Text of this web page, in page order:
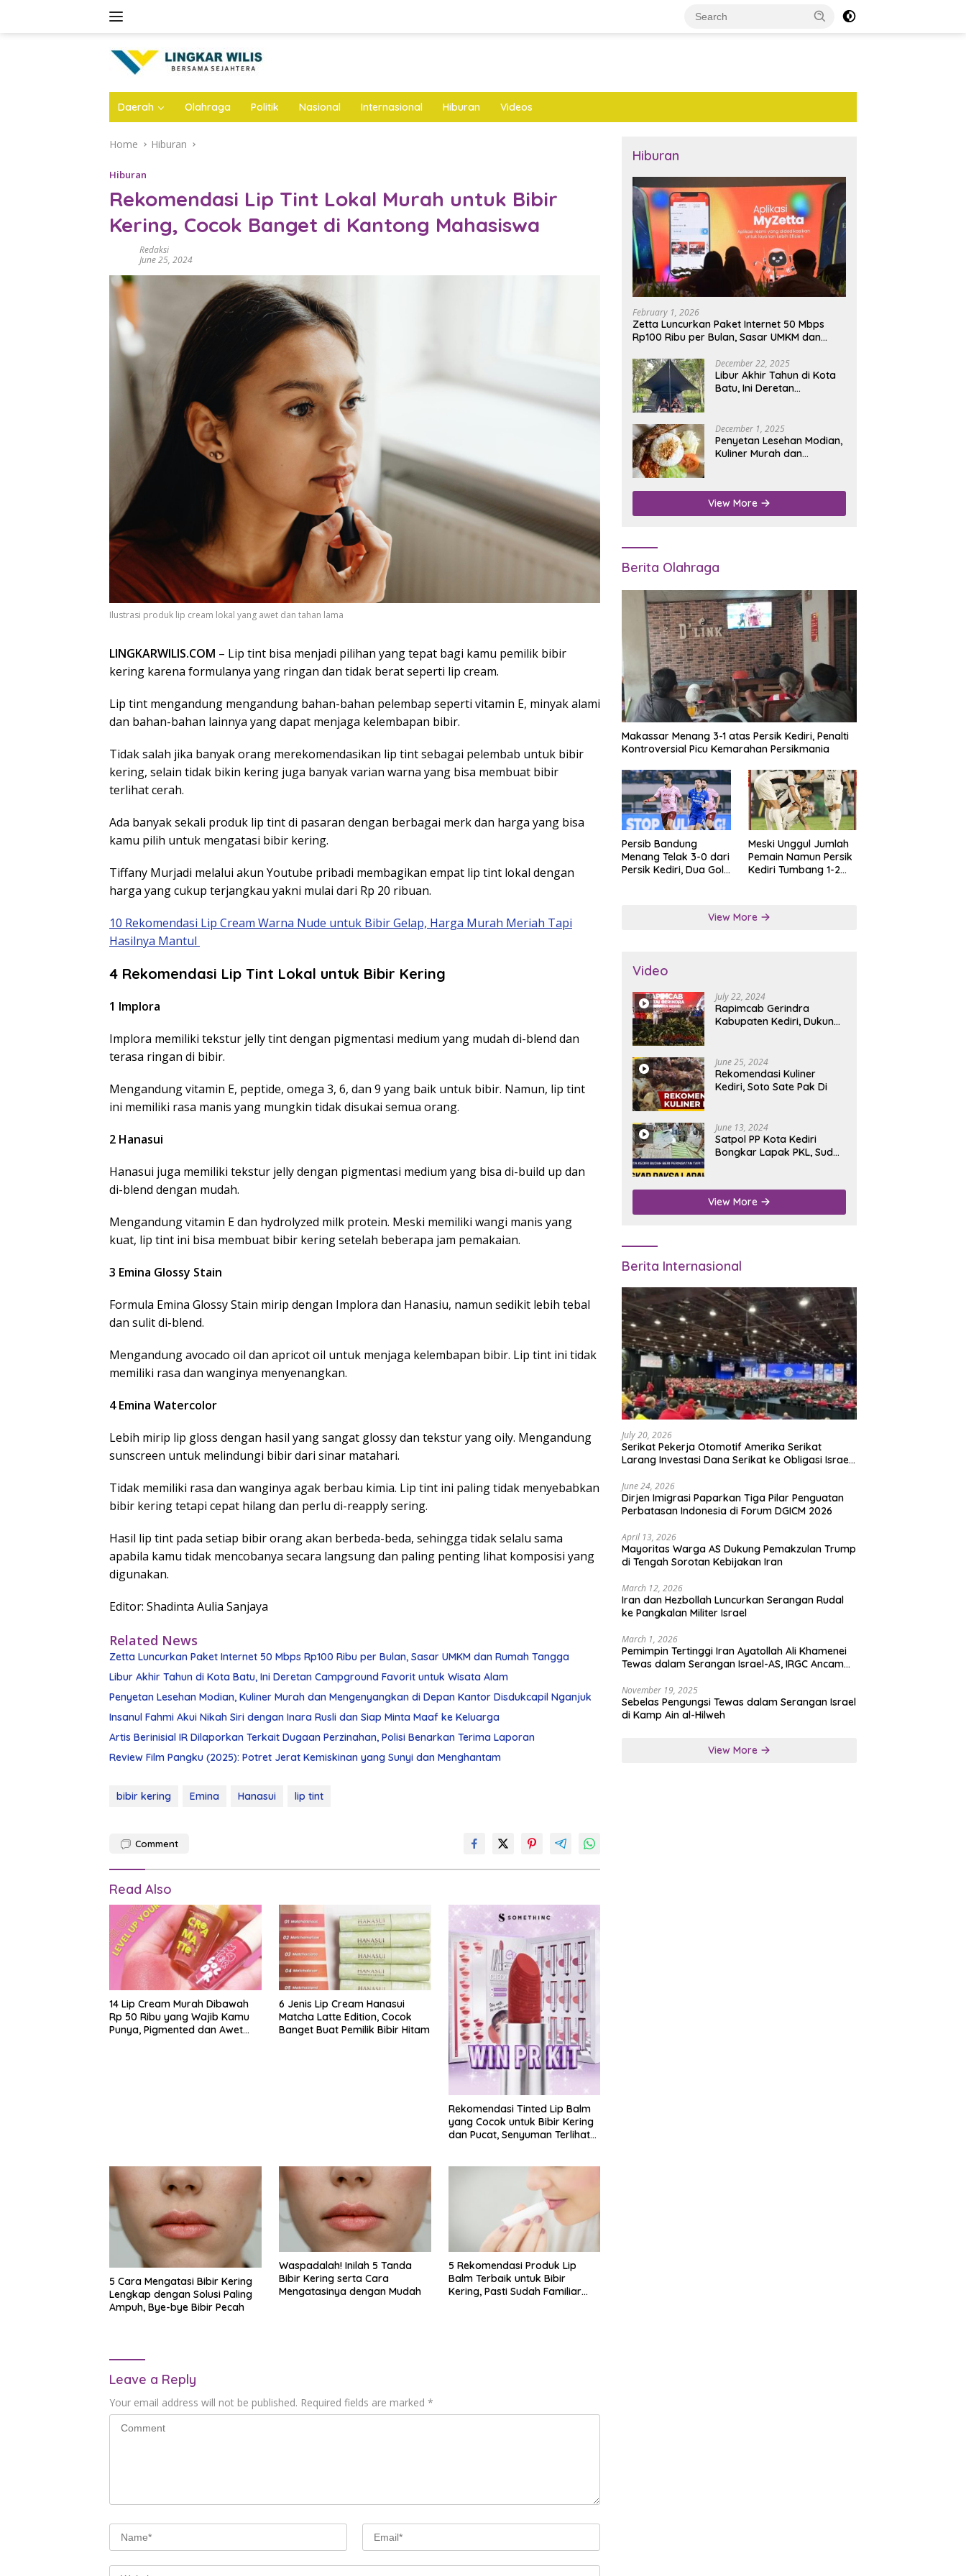
Daerah Olahraga Politik Nasional Internasional Hiburan Videos
Home Hiburan
Hiburan
Rekomendasi Lip Tint Lokal Murah untuk Bibir
Kering, Cocok Banget di Kantong Mahasiswa
Redaksi
June 25, 2024
Ilustrasi produk lip cream lokal yang awet dan tahan lama
LINGKARWILIS.COM – Lip tint bisa menjadi pilihan yang tepat bagi kamu pemilik bibir
kering karena formulanya yang ringan dan tidak berat seperti lip cream.
Lip tint mengandung mengandung bahan-bahan pelembap seperti vitamin E, minyak alami
dan bahan-bahan lainnya yang dapat menjaga kelembapan bibir.
Tidak salah jika banyak orang merekomendasikan lip tint sebagai pelembab untuk bibir
kering, selain tidak bikin kering juga banyak varian warna yang bisa membuat bibir
terlihat cerah.
Ada banyak sekali produk lip tint di pasaran dengan berbagai merk dan harga yang bisa
kamu pilih untuk mengatasi bibir kering.
Tiffany Murjadi melalui akun Youtube pribadi membagikan empat lip tint lokal dengan
harga yang cukup terjangkau yakni mulai dari Rp 20 ribuan.
10 Rekomendasi Lip Cream Warna Nude untuk Bibir Gelap, Harga Murah Meriah Tapi
Hasilnya Mantul
4 Rekomendasi Lip Tint Lokal untuk Bibir Kering
1 Implora
Implora memiliki tekstur jelly tint dengan pigmentasi medium yang mudah di-blend dan
terasa ringan di bibir.
Mengandung vitamin E, peptide, omega 3, 6, dan 9 yang baik untuk bibir. Namun, lip tint
ini memiliki rasa manis yang mungkin tidak disukai semua orang.
2 Hanasui
Hanasui juga memiliki tekstur jelly dengan pigmentasi medium yang bisa di-build up dan
di-blend dengan mudah.
Mengandung vitamin E dan hydrolyzed milk protein. Meski memiliki wangi manis yang
kuat, lip tint ini bisa membuat bibir kering setelah beberapa jam pemakaian.
3 Emina Glossy Stain
Formula Emina Glossy Stain mirip dengan Implora dan Hanasiu, namun sedikit lebih tebal
dan sulit di-blend.
Mengandung avocado oil dan apricot oil untuk menjaga kelembapan bibir. Lip tint ini tidak
memiliki rasa dan wanginya menyenangkan.
4 Emina Watercolor
Lebih mirip lip gloss dengan hasil yang sangat glossy dan tekstur yang oily. Mengandung
sunscreen untuk melindungi bibir dari sinar matahari.
Tidak memiliki rasa dan wanginya agak berbau kimia. Lip tint ini paling tidak menyebabkan
bibir kering tetapi cepat hilang dan perlu di-reapply sering.
Hasil lip tint pada setiap bibir orang akan berbeda-beda, sehingga tidak selalu sama
apabila kamu tidak mencobanya secara langsung dan paling penting lihat komposisi yang
digunakan.
Editor: Shadinta Aulia Sanjaya
Related News
Zetta Luncurkan Paket Internet 50 Mbps Rp100 Ribu per Bulan, Sasar UMKM dan Rumah Tangga
Libur Akhir Tahun di Kota Batu, Ini Deretan Campground Favorit untuk Wisata Alam
Penyetan Lesehan Modian, Kuliner Murah dan Mengenyangkan di Depan Kantor Disdukcapil Nganjuk
Insanul Fahmi Akui Nikah Siri dengan Inara Rusli dan Siap Minta Maaf ke Keluarga
Artis Berinisial IR Dilaporkan Terkait Dugaan Perzinahan, Polisi Benarkan Terima Laporan
Review Film Pangku (2025): Potret Jerat Kemiskinan yang Sunyi dan Menghantam
bibir kering Emina Hanasui lip tint
Comment
Read Also
14 Lip Cream Murah Dibawah
Rp 50 Ribu yang Wajib Kamu
Punya, Pigmented dan Awet
6 Jenis Lip Cream Hanasui
Matcha Latte Edition, Cocok
Banget Buat Pemilik Bibir Hitam
Rekomendasi Tinted Lip Balm
yang Cocok untuk Bibir Kering
dan Pucat, Senyuman Terlihat
5 Cara Mengatasi Bibir Kering
Lengkap dengan Solusi Paling
Ampuh, Bye-bye Bibir Pecah
Waspadalah! Inilah 5 Tanda
Bibir Kering serta Cara
Mengatasinya dengan Mudah
5 Rekomendasi Produk Lip
Balm Terbaik untuk Bibir
Kering, Pasti Sudah Familiar
Leave a Reply
Your email address will not be published. Required fields are marked *
Hiburan
February 1, 2026
Zetta Luncurkan Paket Internet 50 Mbps
Rp100 Ribu per Bulan, Sasar UMKM dan
December 22, 2025
Libur Akhir Tahun di Kota
Batu, Ini Deretan
December 1, 2025
Penyetan Lesehan Modian,
Kuliner Murah dan
Nganjuk
View More
Berita Olahraga
Makassar Menang 3-1 atas Persik Kediri, Penalti
Kontroversial Picu Kemarahan Persikmania
Persib Bandung
Menang Telak 3-0 dari
Persik Kediri, Dua Gol
Meski Unggul Jumlah
Pemain Namun Persik
Kediri Tumbang 1-2
View More
Video
July 22, 2024
Rapimcab Gerindra
Kabupaten Kediri, Dukung
June 25, 2024
Rekomendasi Kuliner
Kediri, Soto Sate Pak Di
June 13, 2024
Satpol PP Kota Kediri
Bongkar Lapak PKL, Sudah
View More
Berita Internasional
July 20, 2026
Serikat Pekerja Otomotif Amerika Serikat
Larang Investasi Dana Serikat ke Obligasi Israel,
June 24, 2026
Dirjen Imigrasi Paparkan Tiga Pilar Penguatan
Perbatasan Indonesia di Forum DGICM 2026
April 13, 2026
Mayoritas Warga AS Dukung Pemakzulan Trump
di Tengah Sorotan Kebijakan Iran
March 12, 2026
Iran dan Hezbollah Luncurkan Serangan Rudal
ke Pangkalan Militer Israel
March 1, 2026
Pemimpin Tertinggi Iran Ayatollah Ali Khamenei
Tewas dalam Serangan Israel-AS, IRGC Ancam
November 19, 2025
Sebelas Pengungsi Tewas dalam Serangan Israel
di Kamp Ain al-Hilweh
View More